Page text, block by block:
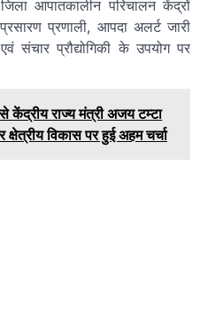
आपातकालीन परिचालन केंद्रों
प्रणाली, आपदा अलर्ट जारी
संचार प्रौद्योगिकी के उपयोग पर
केंद्रीय राज्य मंत्री अजय टम्टा
विकास पर हुई अहम चर्चा